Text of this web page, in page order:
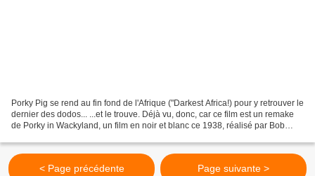
Porky Pig se rend au fin fond de l'Afrique ("Darkest Africa!) pour y retrouver le
dernier des dodos... ...et le trouve. Déjà vu, donc, car ce film est un remake
de Porky in Wackyland, un film en noir et blanc ce 1938, réalisé par Bob
< Page précédente Page suivante >